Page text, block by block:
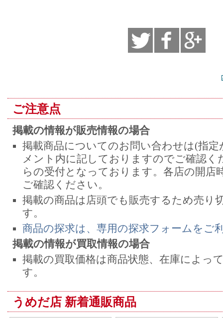
ご注意点
掲載の情報が販売情報の場合
掲載商品についてのお問い合わせは(指
メント内に記しておりますのでご確認く
らの受付となっております。各店の開店
ご確認ください。
掲載の商品は店頭でも販売するため売り
す。
商品の探求は、専用の探求フォームをご
掲載の情報が買取情報の場合
掲載の買取価格は商品状態、在庫によっ
す。
うめだ店 新着通販商品